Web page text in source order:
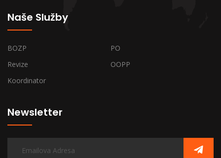
Naše Služby
BOZP
PO
Revize
OOPP
Koordinator
Newsletter